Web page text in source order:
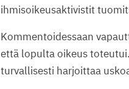
ihmisoikeusaktivistit
Kommentoidessaan
että lopulta oikeus
turvallisesti harjoittaa